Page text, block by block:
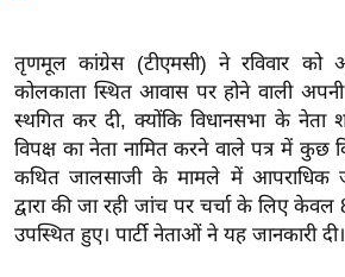
शे
ष
ज्ञ
रा
य
ब
तृणमूल कांग्रेस (टीएमसी) ने रविवार को
कोलकाता स्थित आवास पर होने वाली
स्थगित कर दी, क्योंकि विधानसभा के नेता
विपक्ष का नेता नामित करने वाले पत्र में कुछ
कथित जालसाजी के मामले में आपराधिक
द्वारा की जा रही जांच पर चर्चा के लिए
उपस्थित हुए। पार्टी नेताओं ने यह जानकारी दी।